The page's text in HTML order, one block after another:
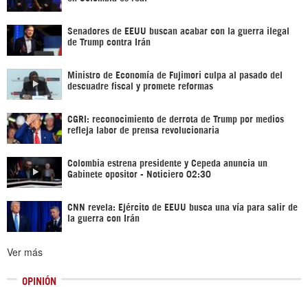
Senadores de EEUU buscan acabar con la guerra ilegal
de Trump contra Irán
Ministro de Economía de Fujimori culpa al pasado del
descuadre fiscal y promete reformas
CGRI: reconocimiento de derrota de Trump por medios
refleja labor de prensa revolucionaria
Colombia estrena presidente y Cepeda anuncia un
Gabinete opositor - Noticiero 02:30
CNN revela: Ejército de EEUU busca una vía para salir de
la guerra con Irán
Ver más
OPINIÓN